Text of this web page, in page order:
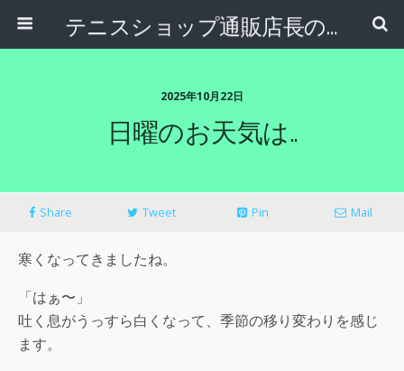
テニスショップ通販店長のブログ＠テニスショップLAFINO 西山克久
2025年10月22日
日曜のお天気は..
Share Tweet Pin Mail
寒くなってきましたね。
「はぁ〜」
吐く息がうっすら白くなって、季節の移り変わりを感じ
ます。